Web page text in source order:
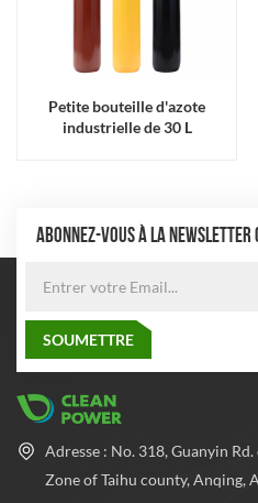
Petite bouteille d'azote
industrielle de 30 L
ABONNEZ-VOUS À LA NEWSLETTER
Adresse : No. 318, Guanyin
Zone of Taihu county, Anqing,